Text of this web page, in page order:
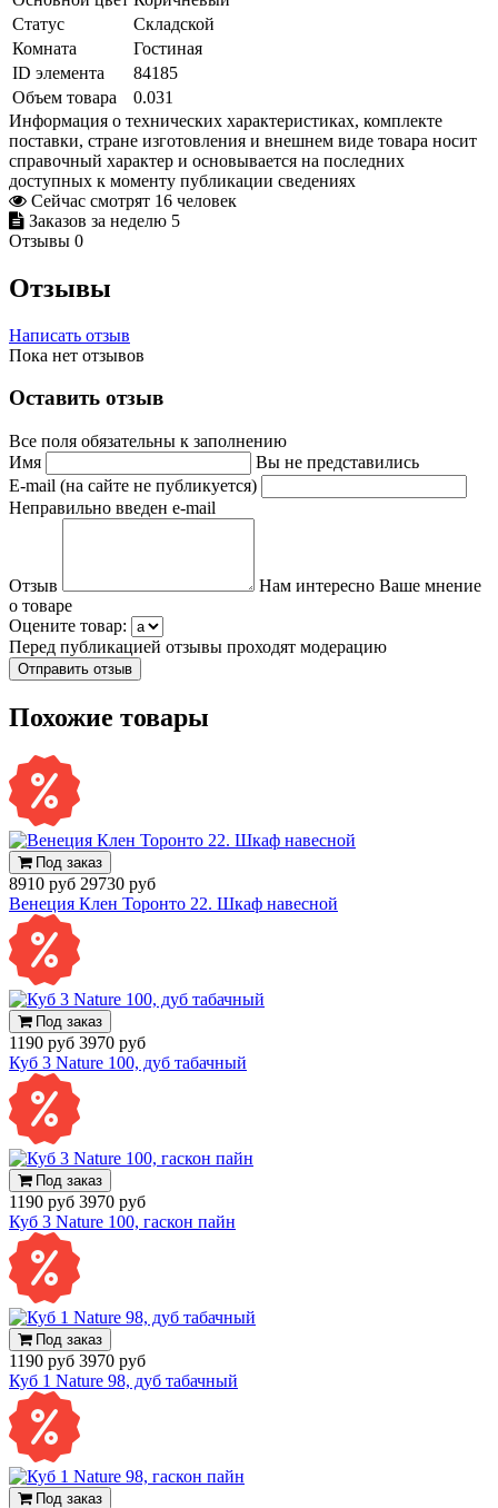
Статус
Складской
Комната
Гостиная
ID элемента
84185
Объем товара
0.031
Информация о технических характеристиках, комплекте
поставки, стране изготовления и внешнем виде товара носит
справочный характер и основывается на последних
доступных к моменту публикации сведениях
Сейчас смотрят 16 человек
Заказов за неделю 5
Отзывы 0
Отзывы
Написать отзыв
Пока нет отзывов
Оставить отзыв
Все поля обязательны к заполнению
Имя
Вы не представились
E-mail (на сайте не публикуется)
Неправильно введен e-mail
Отзыв
Нам интересно Ваше мнение
о товаре
Оцените товар:
Перед публикацией отзывы проходят модерацию
Похожие товары
Под заказ
8910 руб 29730 руб
Венеция Клен Торонто 22. Шкаф навесной
Под заказ
1190 руб 3970 руб
Куб 3 Nature 100, дуб табачный
Под заказ
1190 руб 3970 руб
Куб 3 Nature 100, гаскон пайн
Под заказ
1190 руб 3970 руб
Куб 1 Nature 98, дуб табачный
Под заказ